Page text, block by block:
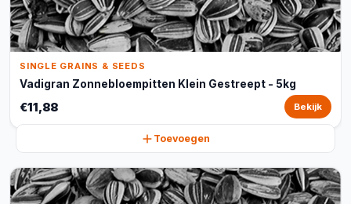
SINGLE GRAINS & SEEDS
Vadigran Zonnebloempitten Klein Gestreept - 5kg
€11,88 Bekijk
Toevoegen